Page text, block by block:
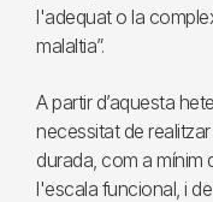
l'adequat o la
malaltia”.
A partir d’aquesta
necessitat de
durada, com a mínim
l'escala funcional, i